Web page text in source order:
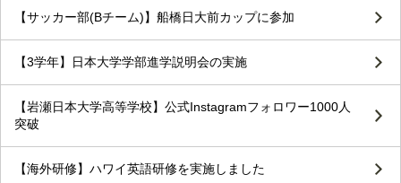
【サッカー部(Bチーム)】船橋日大前カップに参加
【3学年】日本大学学部進学説明会の実施
【岩瀬日本大学高等学校】公式Instagramフォロワー1000人
突破
【海外研修】ハワイ英語研修を実施しました